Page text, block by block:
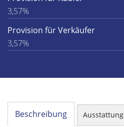
3,57%
Provision für Verkäufer
3,57%
Beschreibung Ausstattung